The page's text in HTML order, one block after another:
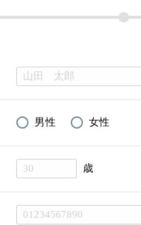
男性 女性
歳